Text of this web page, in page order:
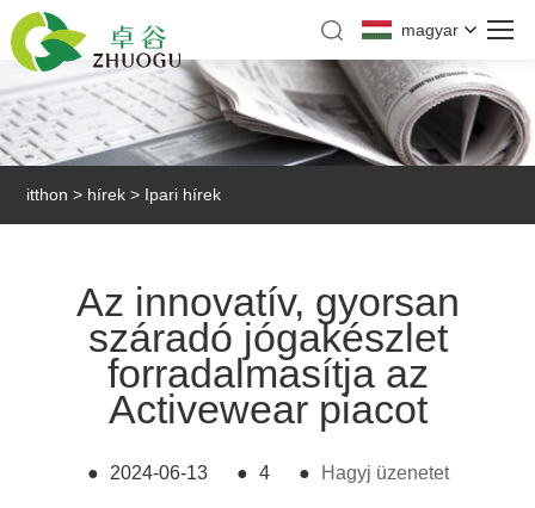
magyar
itthon > hírek > Ipari hírek
Az innovatív, gyorsan
száradó jógakészlet
forradalmasítja az
Activewear piacot
● 2024-06-13 ● 4 ● Hagyj üzenetet